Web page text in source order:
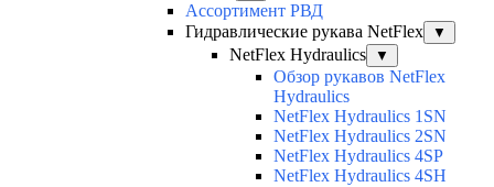
Ассортимент РВД
Гидравлические рукава NetFlex
▼
NetFlex Hydraulics ▼
Обзор рукавов NetFlex
Hydraulics
NetFlex Hydraulics 1SN
NetFlex Hydraulics 2SN
NetFlex Hydraulics 4SP
NetFlex Hydraulics 4SH